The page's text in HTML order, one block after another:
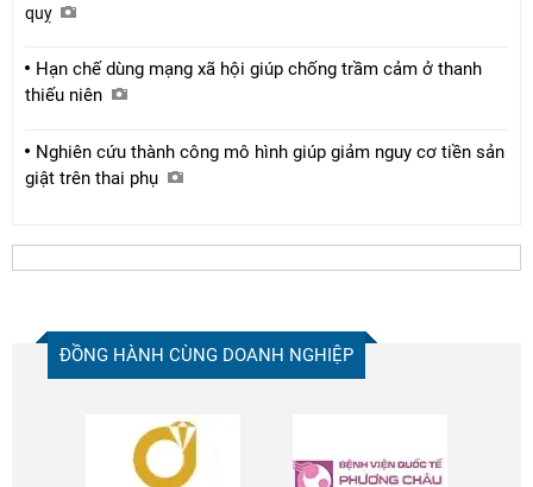
quỵ
Hạn chế dùng mạng xã hội giúp chống trầm cảm ở thanh
thiếu niên
Nghiên cứu thành công mô hình giúp giảm nguy cơ tiền sản
giật trên thai phụ
ĐỒNG HÀNH CÙNG DOANH NGHIỆP